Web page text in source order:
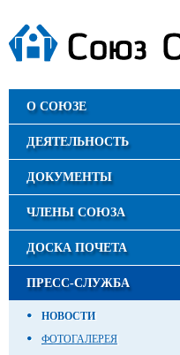
О СОЮЗЕ
ДЕЯТЕЛЬНОСТЬ
ДОКУМЕНТЫ
ЧЛЕНЫ СОЮЗА
ДОСКА ПОЧЕТА
ПРЕСС-СЛУЖБА
НОВОСТИ
ФОТОГАЛЕРЕЯ